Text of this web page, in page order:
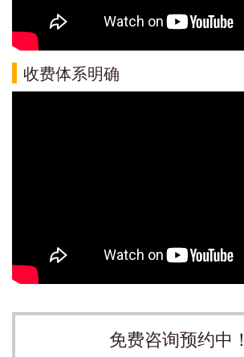
收费体系明确
免费咨询预约中！